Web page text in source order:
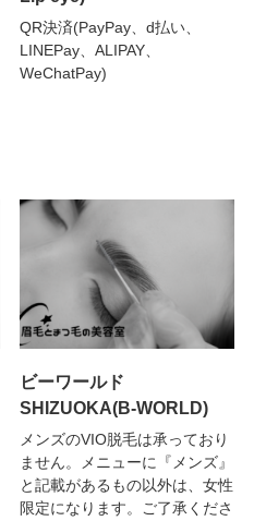
QR決済(PayPay、d払い、
LINEPay、ALIPAY、
WeChatPay)
ビーワールド
SHIZUOKA(B-WORLD)
メンズのVIO脱毛は承っており
ません。メニューに『メンズ』
と記載があるもの以外は、女性
限定になります。ご了承くださ